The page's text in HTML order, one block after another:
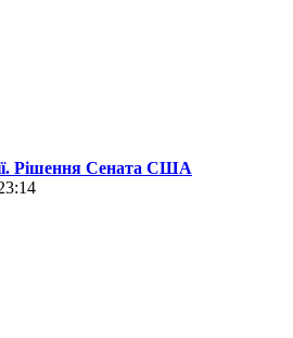
Рішення Сената США